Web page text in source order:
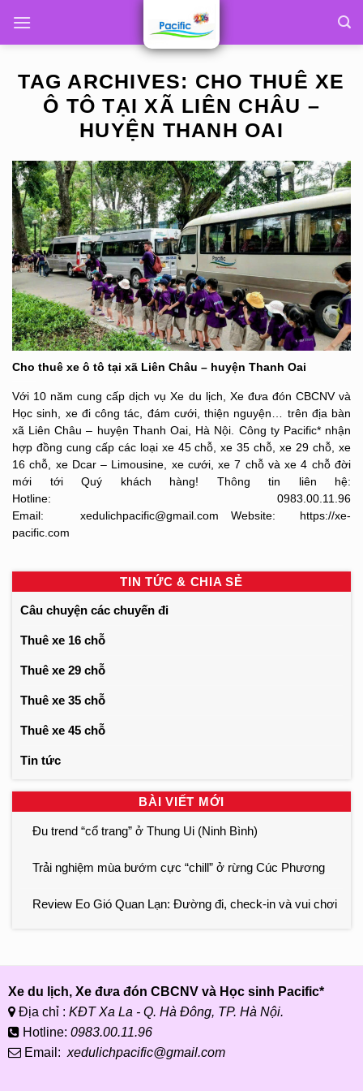
TAG ARCHIVES: CHO THUÊ XE
Ô TÔ TẠI XÃ LIÊN CHÂU –
HUYỆN THANH OAI
Cho thuê xe ô tô tại xã Liên Châu – huyện Thanh Oai
Với 10 năm cung cấp dịch vụ Xe du lịch, Xe đưa đón CBCNV và
Học sinh, xe đi công tác, đám cưới, thiện nguyện… trên địa bàn
xã Liên Châu – huyện Thanh Oai, Hà Nội. Công ty Pacific* nhận
hợp đồng cung cấp các loại xe 45 chỗ, xe 35 chỗ, xe 29 chỗ, xe
16 chỗ, xe Dcar – Limousine, xe cưới, xe 7 chỗ và xe 4 chỗ đời
mới tới Quý khách hàng! Thông tin liên hệ:
Hotline: 0983.00.11.96
Email: xedulichpacific@gmail.com Website: https://xe-
pacific.com
TIN TỨC & CHIA SẺ
Câu chuyện các chuyến đi
Thuê xe 16 chỗ
Thuê xe 29 chỗ
Thuê xe 35 chỗ
Thuê xe 45 chỗ
Tin tức
BÀI VIẾT MỚI
Đu trend “cổ trang” ở Thung Ui (Ninh Bình)
Trải nghiệm mùa bướm cực “chill” ở rừng Cúc Phương
Review Eo Gió Quan Lạn: Đường đi, check-in và vui chơi
Xe du lịch, Xe đưa đón CBCNV và Học sinh Pacific*
Địa chỉ : KĐT Xa La - Q. Hà Đông, TP. Hà Nội.
Hotline: 0983.00.11.96
Email: xedulichpacific@gmail.com